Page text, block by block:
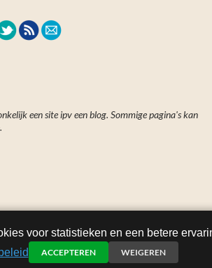
een site ipv een blog. Sommige pagina's kan
voor statistieken en een betere
ACCEPTEREN WEIGEREN